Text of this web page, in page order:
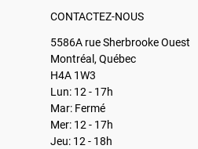
CONTACTEZ-NOUS
5586A rue Sherbrooke Ouest
Montréal, Québec
H4A 1W3
Lun: 12 - 17h
Mar: Fermé
Mer: 12 - 17h
Jeu: 12 - 18h